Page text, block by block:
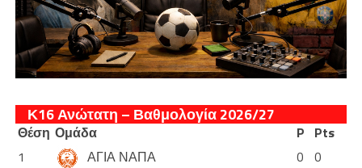
Κ16 Ανώτατη – Βαθμολογία 2026/27
Θέση Ομάδα P Pts
1
ΑΓΙΑ ΝΑΠΑ 0 0